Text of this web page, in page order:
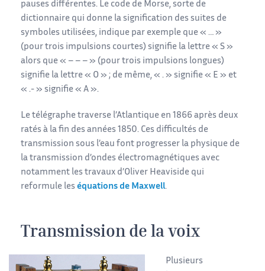
pauses différentes. Le code de Morse, sorte de
dictionnaire qui donne la signification des suites de
symboles utilisées, indique par exemple que « … »
(pour trois impulsions courtes) signifie la lettre « S »
alors que « – – – » (pour trois impulsions longues)
signifie la lettre « O » ; de même, « . » signifie « E » et
« .- » signifie « A ».
Le télégraphe traverse l’Atlantique en 1866 après deux
ratés à la fin des années 1850. Ces difficultés de
transmission sous l’eau font progresser la physique de
la transmission d’ondes électromagnétiques avec
notamment les travaux d’Oliver Heaviside qui
reformule les équations de Maxwell.
Transmission de la voix
Plusieurs